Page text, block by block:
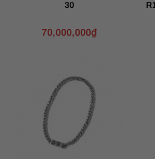
30
70,000,000₫